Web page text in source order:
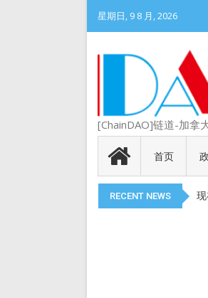
星期日, 9 8 月, 2026
[ChainDAO]链道-加拿
首页
RECENT NEWS